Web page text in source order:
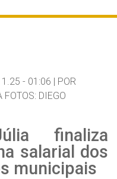
- 01:06 | POR
DIEGO
finaliza
salarial dos
municipais